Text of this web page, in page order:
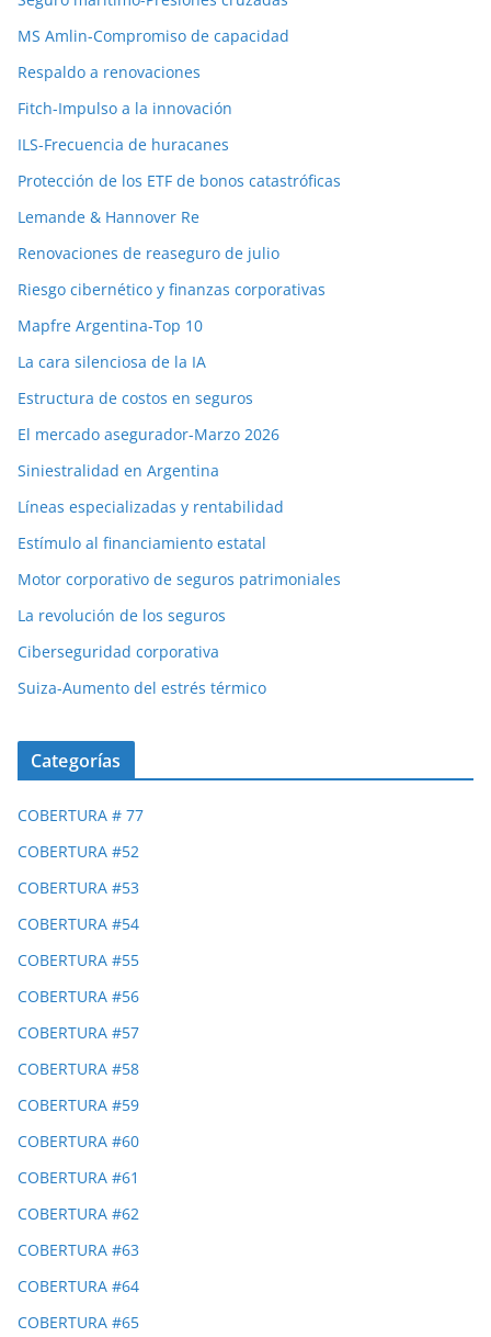
MS Amlin-Compromiso de capacidad
Respaldo a renovaciones
Fitch-Impulso a la innovación
ILS-Frecuencia de huracanes
Protección de los ETF de bonos catastróficas
Lemande & Hannover Re
Renovaciones de reaseguro de julio
Riesgo cibernético y finanzas corporativas
Mapfre Argentina-Top 10
La cara silenciosa de la IA
Estructura de costos en seguros
El mercado asegurador-Marzo 2026
Siniestralidad en Argentina
Líneas especializadas y rentabilidad
Estímulo al financiamiento estatal
Motor corporativo de seguros patrimoniales
La revolución de los seguros
Ciberseguridad corporativa
Suiza-Aumento del estrés térmico
Categorías
COBERTURA # 77
COBERTURA #52
COBERTURA #53
COBERTURA #54
COBERTURA #55
COBERTURA #56
COBERTURA #57
COBERTURA #58
COBERTURA #59
COBERTURA #60
COBERTURA #61
COBERTURA #62
COBERTURA #63
COBERTURA #64
COBERTURA #65